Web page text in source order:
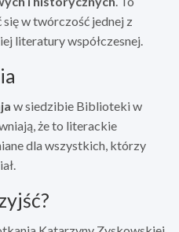
się w twórczość jednej z
literatury współczesnej.
w siedzibie Biblioteki w
że to literackie
dla wszystkich, którzy